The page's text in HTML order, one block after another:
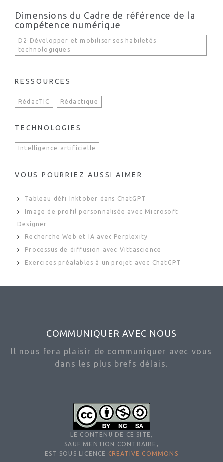
Dimensions du Cadre de référence de la
compétence numérique
D2·Développer et mobiliser ses habiletés
technologiques
RESSOURCES
RédacTIC Rédactique
TECHNOLOGIES
Intelligence artificielle
VOUS POURRIEZ AUSSI AIMER
Tableau défi Inktober dans ChatGPT
Image de profil personnalisée avec Microsoft
Designer
Recherche Web et IA avec Perplexity
Processus de diffusion avec Vittascience
Exercices préalables à un projet avec ChatGPT
COMMUNIQUER AVEC NOUS
Il nous fera plaisir de communiquer avec vous
dans les plus brefs délais.
LE CONTENU DE CE SITE,
SAUF MENTION CONTRAIRE,
EST SOUS LICENCE
CREATIVE COMMONS